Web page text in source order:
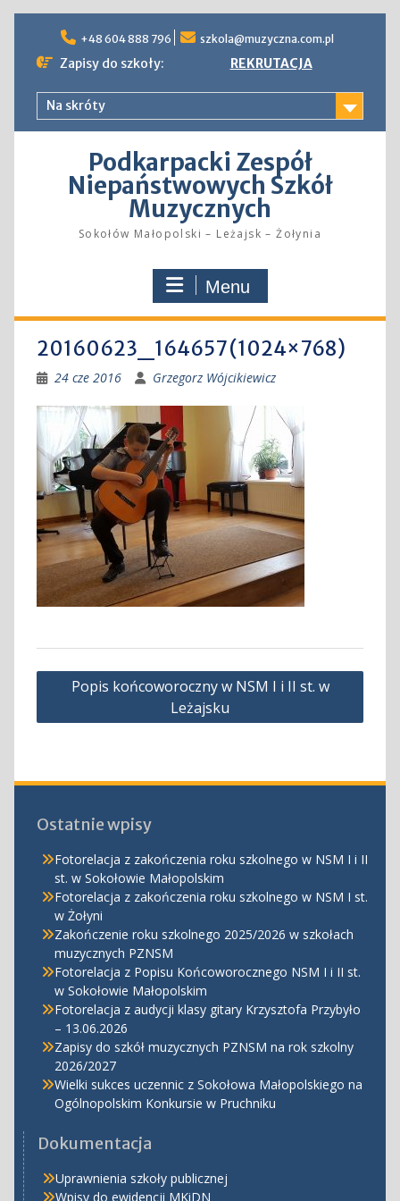
content
+48 604 888 796 szkola@muzyczna.com.pl
Zapisy do szkoły: REKRUTACJA
Na skróty
Podkarpacki Zespół
Niepaństwowych Szkół
Muzycznych
Sokołów Małopolski – Leżajsk – Żołynia
Menu
20160623_164657 (1024×768)
24 cze 2016 Grzegorz Wójcikiewicz
Nawigacja
Popis końcoworoczny w NSM I i II st. w
Leżajsku
Ostatnie wpisy
Fotorelacja z zakończenia roku szkolnego w NSM I i II
st. w Sokołowie Małopolskim
Fotorelacja z zakończenia roku szkolnego w NSM I st.
w Żołyni
Zakończenie roku szkolnego 2025/2026 w szkołach
muzycznych PZNSM
Fotorelacja z Popisu Końcoworocznego NSM I i II st.
w Sokołowie Małopolskim
Fotorelacja z audycji klasy gitary Krzysztofa Przybyło
– 13.06.2026
Zapisy do szkół muzycznych PZNSM na rok szkolny
2026/2027
Wielki sukces uczennic z Sokołowa Małopolskiego na
Ogólnopolskim Konkursie w Pruchniku
Dokumentacja
Uprawnienia szkoły publicznej
Wpisy do ewidencji MKiDN